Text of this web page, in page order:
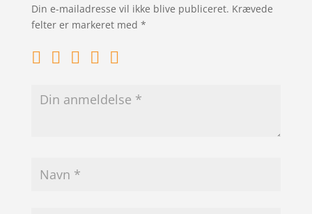
Din e-mailadresse vil ikke blive publiceret. Krævede
felter er markeret med *